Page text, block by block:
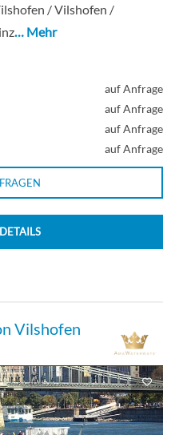
/ Vilshofen /
… Mehr
auf Anfrage
auf Anfrage
auf Anfrage
auf Anfrage
Vilshofen